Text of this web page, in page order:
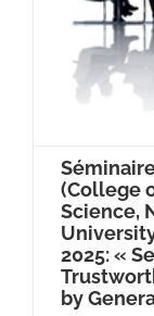
(College
Science,
2025: «
by